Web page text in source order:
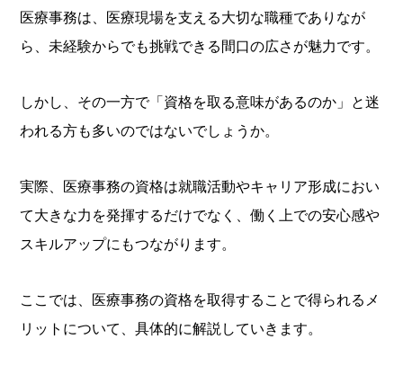
医療事務は、医療現場を支える大切な職種でありなが
ら、未経験からでも挑戦できる間口の広さが魅力です。
しかし、その一方で「資格を取る意味があるのか」と迷
われる方も多いのではないでしょうか。
実際、医療事務の資格は就職活動やキャリア形成におい
て大きな力を発揮するだけでなく、働く上での安心感や
スキルアップにもつながります。
ここでは、医療事務の資格を取得することで得られるメ
リットについて、具体的に解説していきます。